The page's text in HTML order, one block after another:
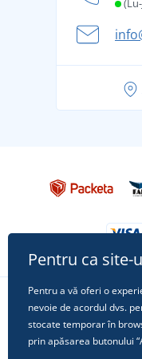
Aventura de vară
pentru vacanță fără
Tricoul preferat
Pentru ca site-
Pentru a vă oferi o
nevoie de acordul dvs.
stocate temporar în
prin apăsarea butonului